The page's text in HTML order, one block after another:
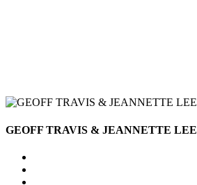
GEOFF TRAVIS & JEANNETTE LEE